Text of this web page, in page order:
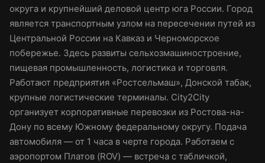
округа и крупнейший деловой центр юга России. Город
является транспортным узлом на пересечении путей из
Центральной России на Кавказ и Черноморское
побережье. Здесь развиты сельхозмашиностроение,
пищевая промышленность, логистика и торговля.
Работают предприятия «Ростсельмаш», Донской табак,
крупные логистические терминалы. City2City
организует корпоративные перевозки из Ростова-на-
Дону по всему Южному федеральному округу. Подача
автомобиля — от 1 часа в черте города. Работаем с
аэропортом Платов (ROV) — встреча с табличкой,